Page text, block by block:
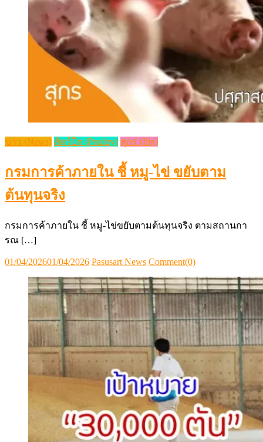
ข่าว (News) สัตว์ปีก (Poultry) สุกร (Pig)
กรมการค้าภายใน ชี้ หมู-ไข่ ขยับตาม
ต้นทุนจริง
กรมการค้าภายใน ชี้ หมู-ไข่ขยับตามต้นทุนจริง ตามสถานกา
รณ […]
Posted
01/04/202601/04/2026 Author
Pasusart News Comment(0)